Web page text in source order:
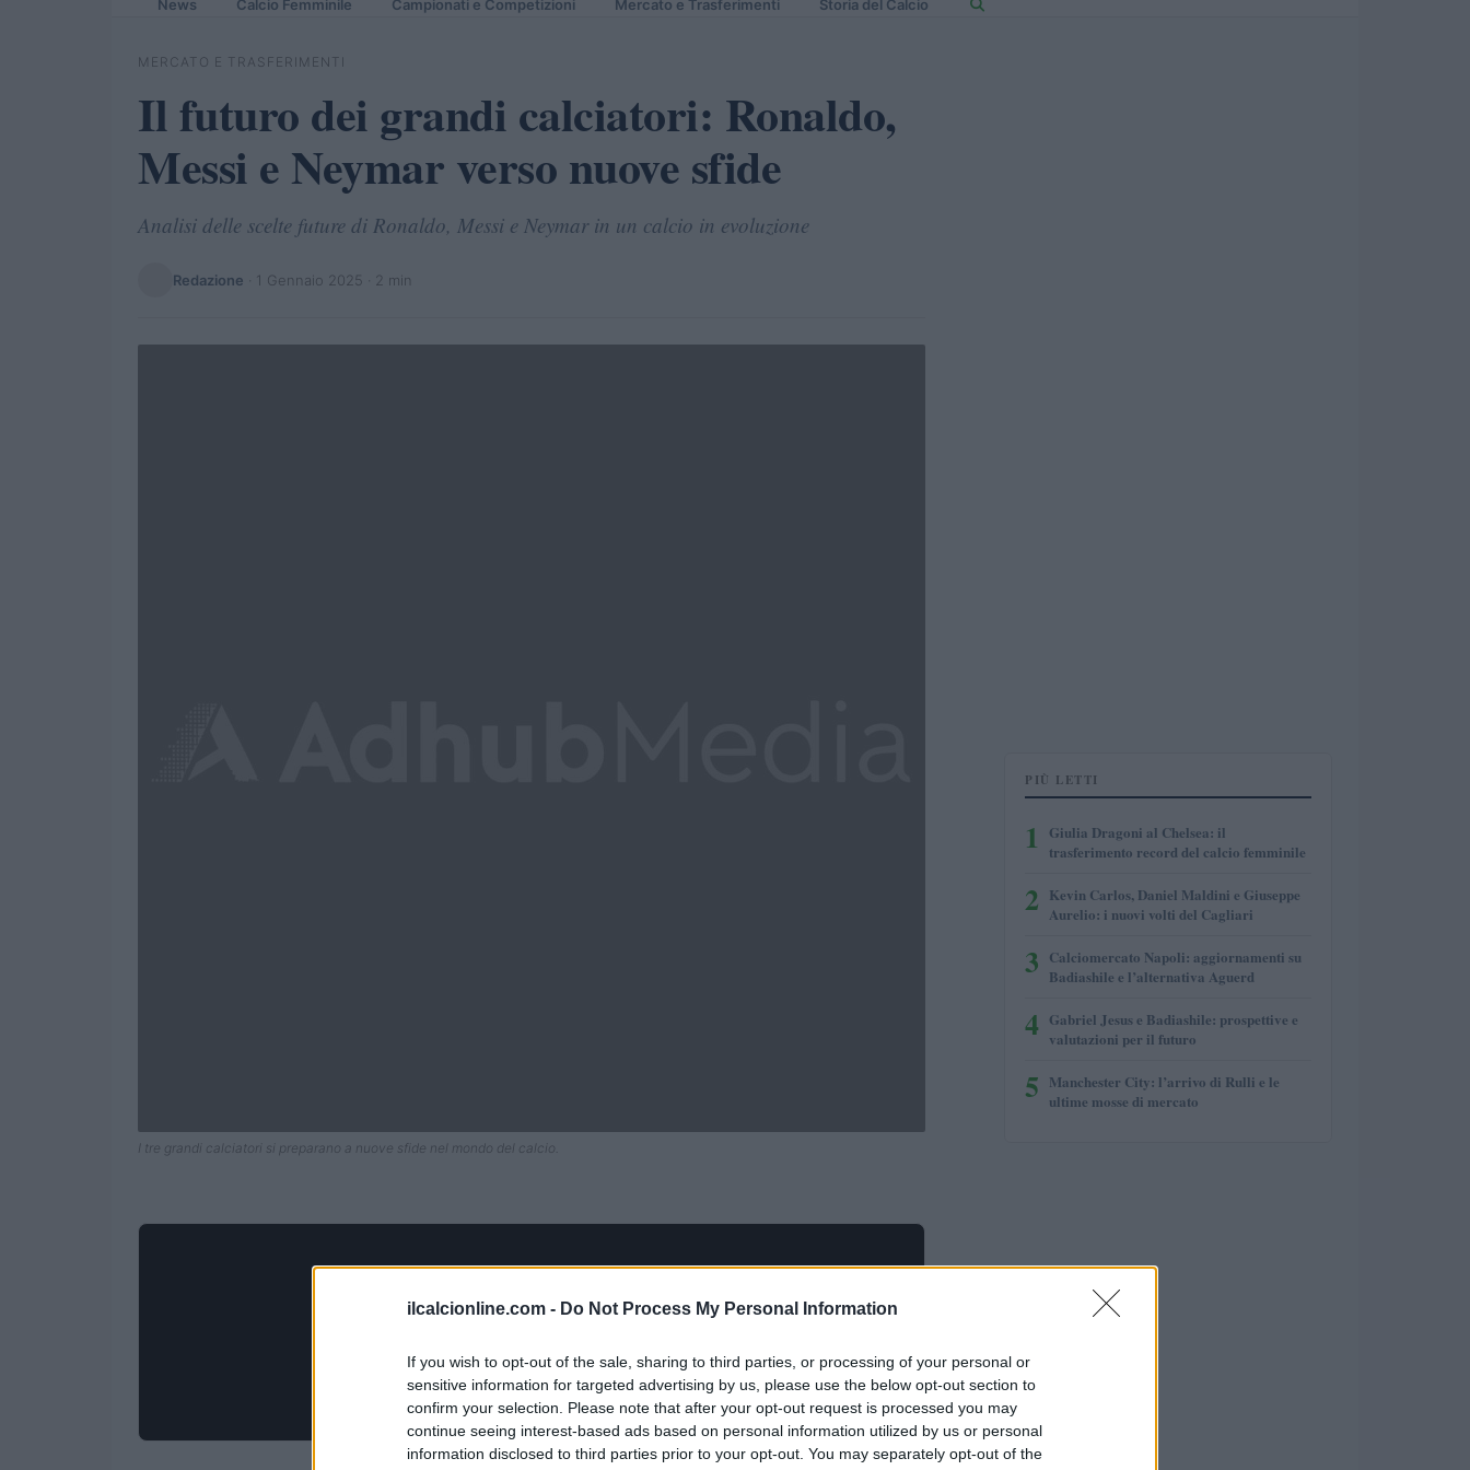
ilcalcionline.com - Do Not Process My Personal Information
If you wish to opt-out of the sale, sharing to third parties, or processing of your personal or
sensitive information for targeted advertising by us, please use the below opt-out section to
confirm your selection. Please note that after your opt-out request is processed you may
continue seeing interest-based ads based on personal information utilized by us or personal
information disclosed to third parties prior to your opt-out. You may separately opt-out of the
News Calcio Femminile Campionati e Competizioni Mercato e Trasferimenti Storia del Calcio
MERCATO E TRASFERIMENTI
Il futuro dei grandi calciatori: Ronaldo,
Messi e Neymar verso nuove sfide
Analisi delle scelte future di Ronaldo, Messi e Neymar in un calcio in evoluzione
Redazione 1 Gennaio 2025 · 2 min
I tre grandi calciatori si preparano a nuove sfide nel mondo del calcio.
PIÙ LETTI
1
Giulia Dragoni al Chelsea: il
trasferimento record del calcio femminile
2 Kevin Carlos, Daniel Maldini e Giuseppe
Aurelio: i nuovi volti del Cagliari
3 Calciomercato Napoli: aggiornamenti su
Badiashile e l’alternativa Aguerd
4 Gabriel Jesus e Badiashile: prospettive e
valutazioni per il futuro
5 Manchester City: l’arrivo di Rulli e le
ultime mosse di mercato